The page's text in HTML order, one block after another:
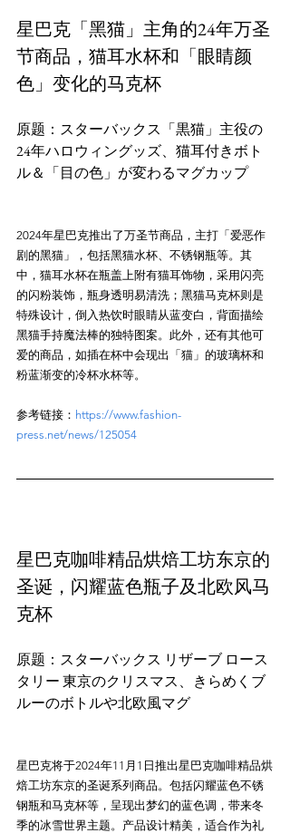
星巴克「黑猫」主角的24年万圣
节商品，猫耳水杯和「眼睛颜
色」变化的马克杯
原题：スターバックス「黒猫」主役の
24年ハロウィングッズ、猫耳付きボト
2024年星巴克推出了万圣节商品，主打「爱恶作
剧的黑猫」，包括黑猫水杯、不锈钢瓶等。其
中，猫耳水杯在瓶盖上附有猫耳饰物，采用闪亮
的闪粉装饰，瓶身透明易清洗；黑猫马克杯则是
特殊设计，倒入热饮时眼睛从蓝变白，背面描绘
黑猫手持魔法棒的独特图案。此外，还有其他可
爱的商品，如插在杯中会现出「猫」的玻璃杯和
参考链接： https://www.fashion-
press.net/news/125054
星巴克咖啡精品烘焙工坊东京的
圣诞，闪耀蓝色瓶子及北欧风马
克杯
原题：スターバックス リザーブ ロース
タリー 東京のクリスマス、きらめくブ
星巴克将于2024年11月1日推出星巴克咖啡精品烘
焙工坊东京的圣诞系列商品。包括闪耀蓝色不锈
钢瓶和马克杯等，呈现出梦幻的蓝色调，带来冬
季的冰雪世界主题。产品设计精美，适合作为礼